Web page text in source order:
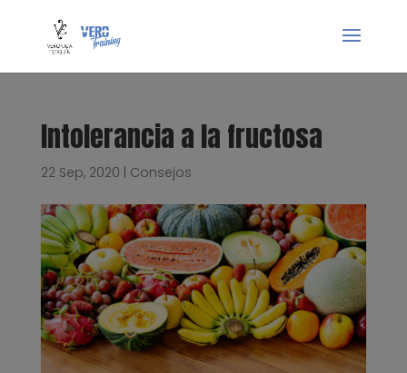
Intolerancia a la fructosa
22 Sep, 2020 Consejos